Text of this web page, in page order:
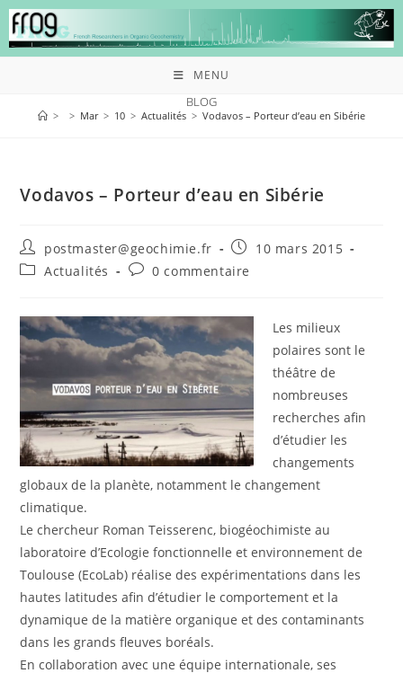
MENU
BLOG
> > Mar > 10 > Actualités > Vodavos – Porteur d’eau en Sibérie
Vodavos – Porteur d’eau en Sibérie
postmaster@geochimie.fr
10 mars 2015
Actualités
0 commentaire
Les milieux
polaires sont le
théâtre de
nombreuses
recherches afin
d’étudier les
changements
globaux de la planète, notamment le changement
climatique.
Le chercheur Roman Teisserenc, biogéochimiste au
laboratoire d’Ecologie fonctionnelle et environnement de
Toulouse (EcoLab) réalise des expérimentations dans les
hautes latitudes afin d’étudier le comportement et la
dynamique de la matière organique et des contaminants
dans les grands fleuves boréals.
En collaboration avec une équipe internationale, ses